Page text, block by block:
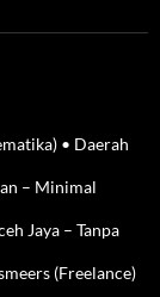
• Daerah
– Minimal
Jaya – Tanpa
(Freelance)